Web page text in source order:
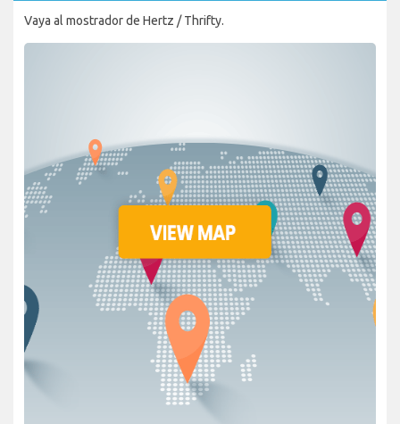
Vaya al mostrador de Hertz / Thrifty.